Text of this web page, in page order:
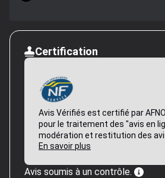
Certification
Avis Vérifiés est certifié par
pour le traitement des "avis en
modération et restitution des
En savoir plus
Avis soumis à un contrôle.